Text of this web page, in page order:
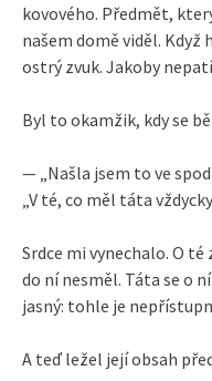
kovového. Předmět,
našem domě viděl.
ostrý zvuk. Jakoby
Byl to okamžik, kdy se
— „Našla jsem to ve
„V té, co měl táta
Srdce mi vynechalo. O té
do ní nesměl. Táta se o
jasný: tohle je
A teď ležel její obsah